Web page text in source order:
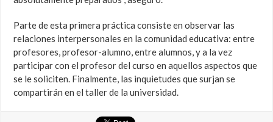
Parte de esta primera práctica consiste en observar las
relaciones interpersonales en la comunidad educativa: entre
profesores, profesor-alumno, entre alumnos, y a la vez
participar con el profesor del curso en aquellos aspectos que
se le soliciten. Finalmente, las inquietudes que surjan se
compartirán en el taller de la universidad.